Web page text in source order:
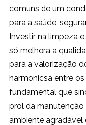
comuns de um
para a saúde,
Investir na limpeza
só melhora a
para a valorização
harmoniosa entre
fundamental que
prol da manutenção
ambiente agradável